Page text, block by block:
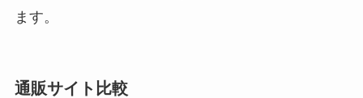
ます。
通販サイト比較